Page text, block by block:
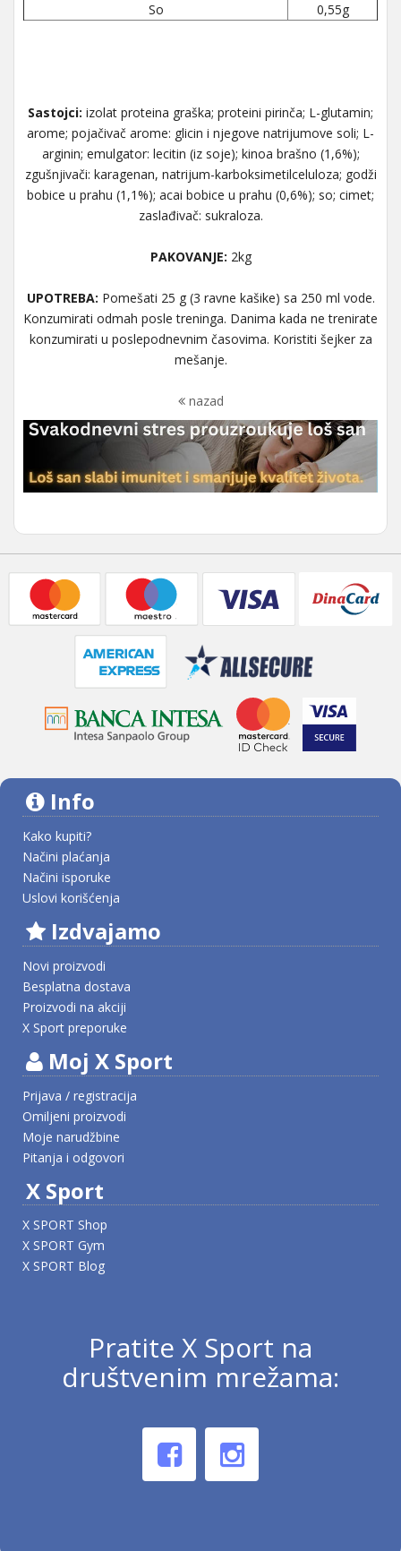
So
0,55g
Sastojci: izolat proteina graška; proteini pirinča; L-glutamin;
arome; pojačivač arome: glicin i njegove natrijumove soli; L-
arginin; emulgator: lecitin (iz soje); kinoa brašno (1,6%);
zgušnjivači: karagenan, natrijum-karboksimetilceluloza; godži
bobice u prahu (1,1%); acai bobice u prahu (0,6%); so; cimet;
zaslađivač: sukraloza.
PAKOVANJE: 2kg
UPOTREBA: Pomešati 25 g (3 ravne kašike) sa 250 ml vode.
Konzumirati odmah posle treninga. Danima kada ne trenirate
konzumirati u poslepodnevnim časovima. Koristiti šejker za
mešanje.
nazad
Info
Kako kupiti?
Načini plaćanja
Načini isporuke
Uslovi korišćenja
Izdvajamo
Novi proizvodi
Besplatna dostava
Proizvodi na akciji
X Sport preporuke
Moj X Sport
Prijava / registracija
Omiljeni proizvodi
Moje narudžbine
Pitanja i odgovori
X Sport
X SPORT Shop
X SPORT Gym
X SPORT Blog
Pratite X Sport na
društvenim mrežama: